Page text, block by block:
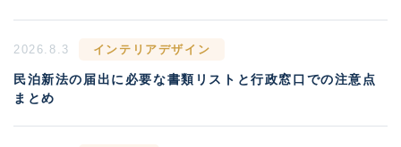
2026.8.3 インテリアデザイン
民泊新法の届出に必要な書類リストと行政窓口での注意点
まとめ